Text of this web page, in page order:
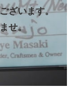
ざいます。
せ。